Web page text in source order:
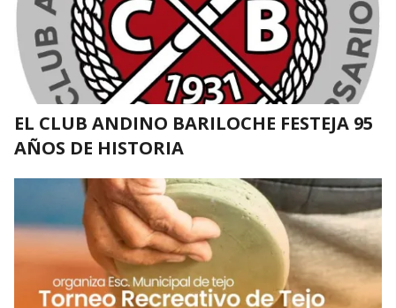
EL CLUB ANDINO BARILOCHE FESTEJA 95
AÑOS DE HISTORIA